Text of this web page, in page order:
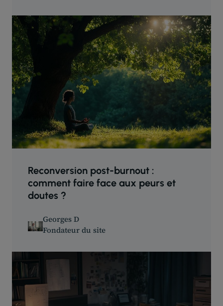
Reconversion post-burnout :
comment faire face aux peurs et
doutes ?
Georges D
Fondateur du site